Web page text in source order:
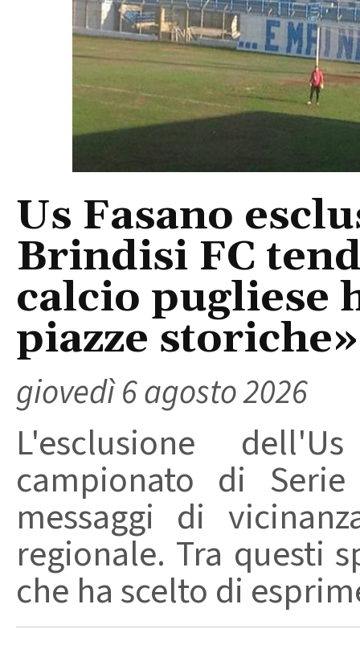
Us Fasano
Brindisi FC
calcio pugliese
piazze storiche»
giovedì 6 agosto 2026
L'esclusione
campionato di
messaggi di
regionale. Tra questi
che ha scelto di